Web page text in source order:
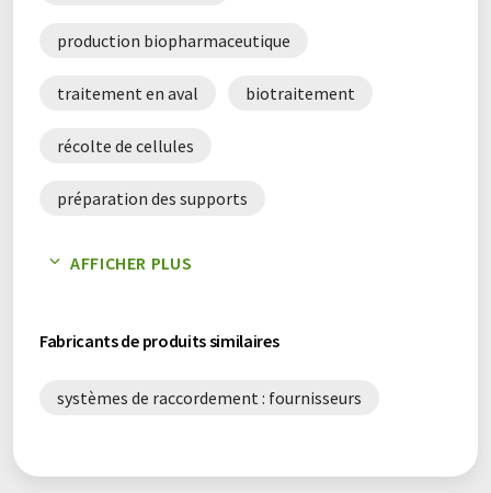
production biopharmaceutique
traitement en aval biotraitement
récolte de cellules
préparation des supports
AFFICHER PLUS
Fabricants de produits similaires
systèmes de raccordement : fournisseurs